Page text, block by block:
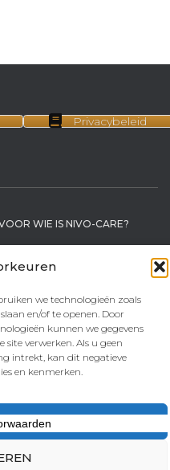
we technologieën zoals
en/of te openen. Door
kunnen we gegevens
site verwerken. Als u geen
intrekt, kan dit negatieve
en kenmerken.
Privacybeleid
WIE IS NIVO-CARE?
REVIEWS
CARE WINKEL
ThemeIsle